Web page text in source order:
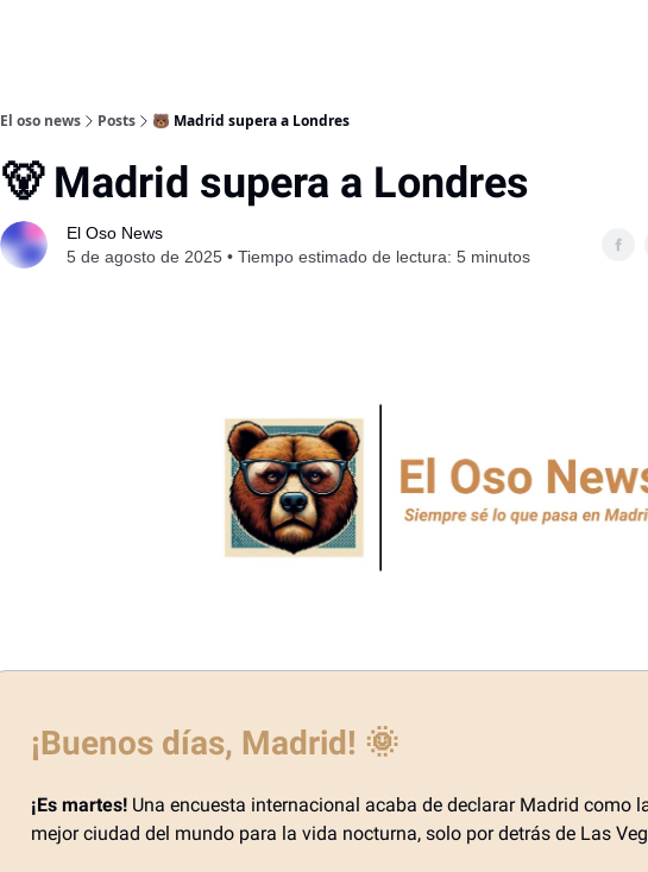
El oso news Posts 🐻 Madrid supera a Londres
🐻 Madrid supera a Londres
El Oso News
5 de agosto de 2025 • Tiempo estimado de lectura: 5 minutos
¡Buenos días, Madrid! 🌞
¡Es martes! Una encuesta internacional acaba de declarar Madrid como
mejor ciudad del mundo para la vida nocturna, solo por detrás de Las